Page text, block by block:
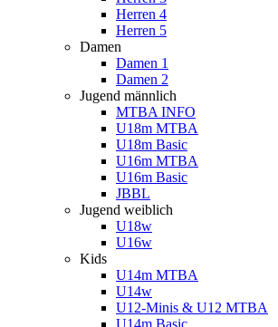
Herren 4
Herren 5
Damen
Damen 1
Damen 2
Jugend männlich
MTBA INFO
U18m MTBA
U18m Basic
U16m MTBA
U16m Basic
JBBL
Jugend weiblich
U18w
U16w
Kids
U14m MTBA
U14w
U12-Minis & U12 MTBA
U14m Basic